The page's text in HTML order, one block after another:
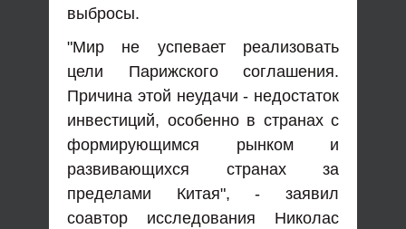
выбросы.
"Мир не успевает реализовать
цели Парижского соглашения.
Причина этой неудачи - недостаток
инвестиций, особенно в странах с
формирующимся рынком и
развивающихся странах за
пределами Китая", - заявил
соавтор исследования Николас